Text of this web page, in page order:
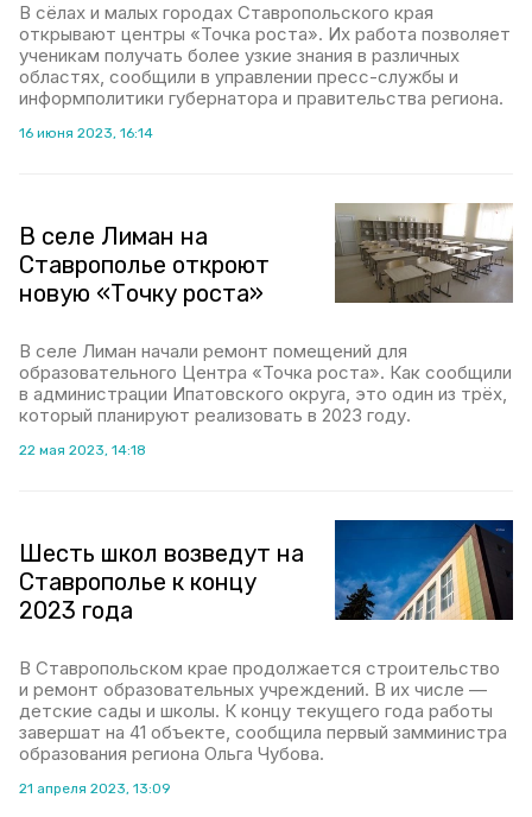
В сёлах и малых городах Ставропольского края
открывают центры «Точка роста». Их работа позволяет
ученикам получать более узкие знания в различных
областях, сообщили в управлении пресс-службы и
информполитики губернатора и правительства региона.
16 июня 2023, 16:14
В селе Лиман на
Ставрополье откроют
новую «Точку роста»
В селе Лиман начали ремонт помещений для
образовательного Центра «Точка роста». Как сообщили
в администрации Ипатовского округа, это один из трёх,
который планируют реализовать в 2023 году.
22 мая 2023, 14:18
Шесть школ возведут на
Ставрополье к концу
2023 года
В Ставропольском крае продолжается строительство
и ремонт образовательных учреждений. В их числе —
детские сады и школы. К концу текущего года работы
завершат на 41 объекте, сообщила первый замминистра
образования региона Ольга Чубова.
21 апреля 2023, 13:09